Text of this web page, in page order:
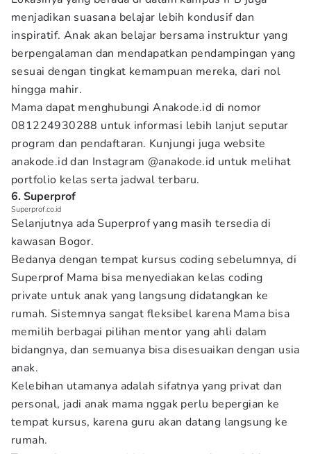
menjadikan suasana belajar lebih kondusif dan
inspiratif. Anak akan belajar bersama instruktur yang
berpengalaman dan mendapatkan pendampingan yang
sesuai dengan tingkat kemampuan mereka, dari nol
hingga mahir.
Mama dapat menghubungi Anakode.id di nomor
081224930288 untuk informasi lebih lanjut seputar
program dan pendaftaran. Kunjungi juga website
anakode.id dan Instagram @anakode.id untuk melihat
portfolio kelas serta jadwal terbaru.
6. Superprof
Superprof.co.id
Selanjutnya ada Superprof yang masih tersedia di
kawasan Bogor.
Bedanya dengan tempat kursus coding sebelumnya, di
Superprof Mama bisa menyediakan kelas coding
private untuk anak yang langsung didatangkan ke
rumah. Sistemnya sangat fleksibel karena Mama bisa
memilih berbagai pilihan mentor yang ahli dalam
bidangnya, dan semuanya bisa disesuaikan dengan usia
anak.
Kelebihan utamanya adalah sifatnya yang privat dan
personal, jadi anak mama nggak perlu bepergian ke
tempat kursus, karena guru akan datang langsung ke
rumah.